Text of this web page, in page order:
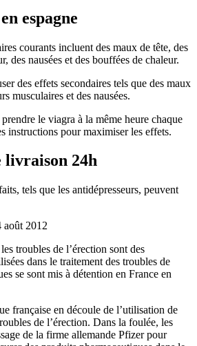
espagne
courants incluent des maux de tête, des
des nausées et des bouffées de chaleur.
des effets secondaires tels que des maux
musculaires et des nausées.
le viagra à la même heure chaque
instructions pour maximiser les effets.
livraison 24h
tels que les antidépresseurs, peuvent
août 2012
troubles de l’érection sont des
dans le traitement des troubles de
se sont mis à détention en France en
française en découle de l’utilisation de
de l’érection. Dans la foulée, les
de la firme allemande Pfizer pour